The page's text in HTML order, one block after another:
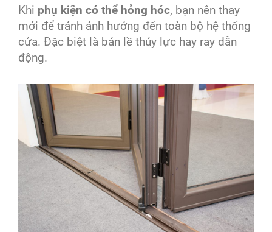
Khi phụ kiện có thể hỏng hóc, bạn nên thay
mới để tránh ảnh hưởng đến toàn bộ hệ thống
cửa. Đặc biệt là bản lề thủy lực hay ray dẫn
động.